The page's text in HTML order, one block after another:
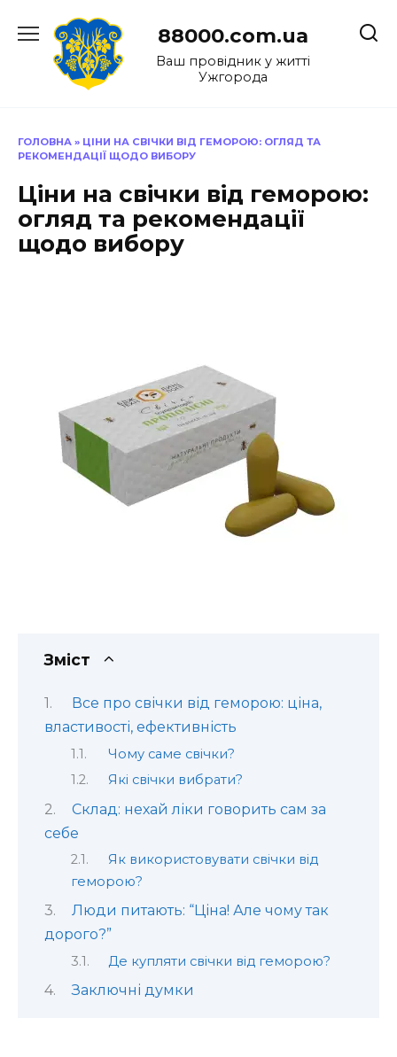
до
88000.com.ua
Ваш провідник у житті
Ужгорода
ГОЛОВНА » ЦІНИ НА СВІЧКИ ВІД ГЕМОРОЮ: ОГЛЯД ТА
РЕКОМЕНДАЦІЇ ЩОДО ВИБОРУ
Ціни на свічки від геморою:
огляд та рекомендації
щодо вибору
Зміст
Все про свічки від геморою: ціна,
властивості, ефективність
Чому саме свічки?
Які свічки вибрати?
Склад: нехай ліки говорить сам за
себе
Як використовувати свічки від
геморою?
Люди питають: “Ціна! Але чому так
дорого?”
Де купляти свічки від геморою?
Заключні думки